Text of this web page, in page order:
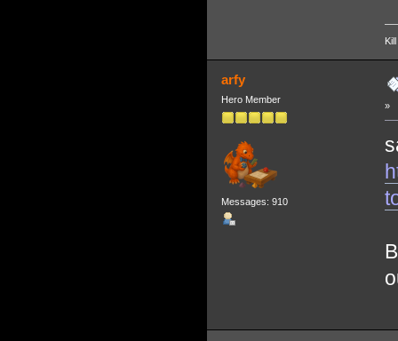
arfy
Hero Member
Messages: 910
»